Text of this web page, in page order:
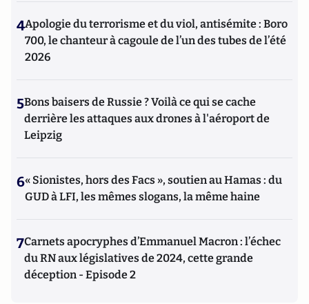
4Apologie du terrorisme et du viol, antisémite : Boro
700, le chanteur à cagoule de l’un des tubes de l’été
2026
5Bons baisers de Russie ? Voilà ce qui se cache
derrière les attaques aux drones à l'aéroport de
Leipzig
6« Sionistes, hors des Facs », soutien au Hamas : du
GUD à LFI, les mêmes slogans, la même haine
7Carnets apocryphes d’Emmanuel Macron : l’échec
du RN aux législatives de 2024, cette grande
déception - Episode 2